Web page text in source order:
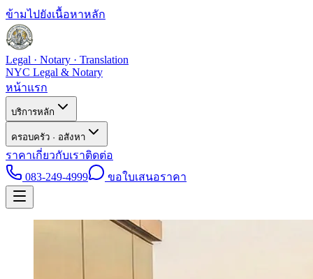
ข้ามไปยังเนื้อหาหลัก
Legal · Notary · Translation
NYC Legal & Notary
หน้าแรก
บริการหลัก
ครอบครัว · อสังหา
ราคาเกี่ยวกับเราติดต่อ
083-249-4999
ขอใบเสนอราคา